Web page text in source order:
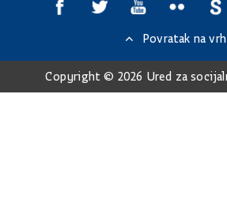
Povratak na vrh
Copyright © 2026 Ured za